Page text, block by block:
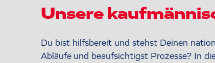
Unsere
Du bist hilfsbereit und stehst Deinen
Abläufe und beaufsichtigst Prozesse? In